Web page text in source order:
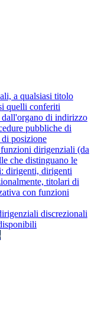
a qualsiasi titolo
quelli conferiti
dall'organo di indirizzo
pubbliche di
posizione
dirigenziali (da
che distinguano le
dirigenti, dirigenti
titolari di
con funzioni
discrezionali